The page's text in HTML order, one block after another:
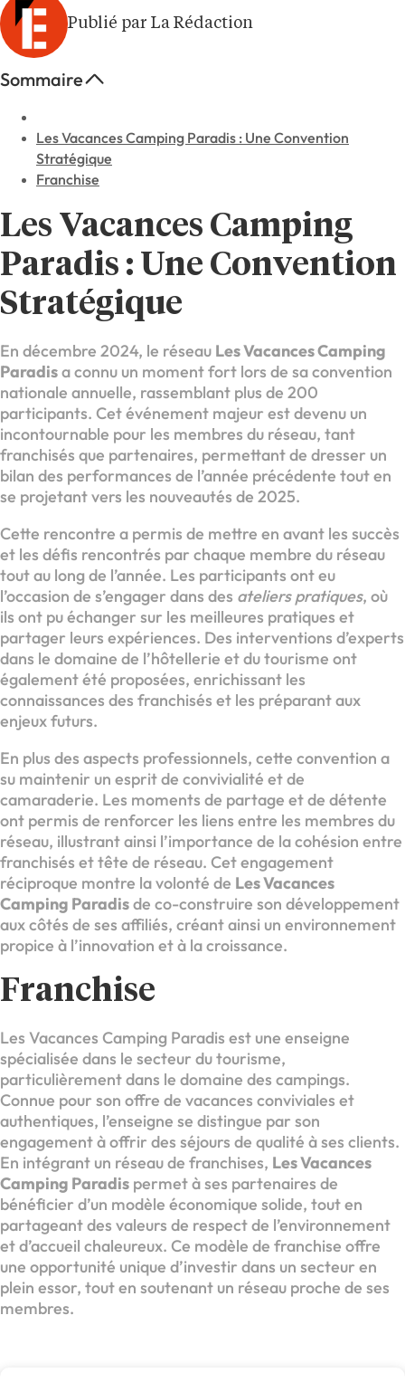
Publié par La Rédaction
Sommaire
Les Vacances Camping Paradis : Une Convention
Stratégique
Franchise
Les Vacances Camping
Paradis : Une Convention
Stratégique
En décembre 2024, le réseau Les Vacances Camping
Paradisa connu un moment fort lors de sa convention
nationale annuelle, rassemblant plus de 200
participants. Cet événement majeur est devenu un
incontournable pour les membres du réseau, tant
franchisés que partenaires, permettant de dresser un
bilan des performances de l’année précédente tout en
se projetant vers les nouveautés de 2025.
Cette rencontre a permis de mettre en avant les succès
et les défis rencontrés par chaque membre du réseau
tout au long de l’année. Les participants ont eu
l’occasion de s’engager dans des ateliers pratiques, où
ils ont pu échanger sur les meilleures pratiques et
partager leurs expériences. Des interventions d’experts
dans le domaine de l’hôtellerie et du tourisme ont
également été proposées, enrichissant les
connaissances des franchisés et les préparant aux
enjeux futurs.
En plus des aspects professionnels, cette convention a
su maintenir un esprit de convivialité et de
camaraderie. Les moments de partage et de détente
ont permis de renforcer les liens entre les membres du
réseau, illustrant ainsi l’importance de la cohésion entre
franchisés et tête de réseau. Cet engagement
réciproque montre la volonté de Les Vacances
Camping Paradisde co-construire son développement
aux côtés de ses affiliés, créant ainsi un environnement
propice à l’innovation et à la croissance.
Franchise
Les Vacances Camping Paradis est une enseigne
spécialisée dans le secteur du tourisme,
particulièrement dans le domaine des campings.
Connue pour son offre de vacances conviviales et
authentiques, l’enseigne se distingue par son
engagement à offrir des séjours de qualité à ses clients.
En intégrant un réseau de franchises, Les Vacances
Camping Paradis permet à ses partenaires de
bénéficier d’un modèle économique solide, tout en
partageant des valeurs de respect de l’environnement
et d’accueil chaleureux. Ce modèle de franchise offre
une opportunité unique d’investir dans un secteur en
plein essor, tout en soutenant un réseau proche de ses
membres.